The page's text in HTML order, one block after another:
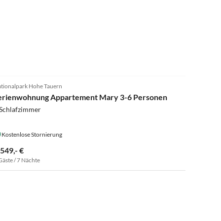
Hohe Tauern
Appartement Mary 3-6 Personen
Kostenlose Stornierung
€
/ 7 Nächte